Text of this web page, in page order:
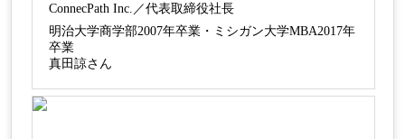
ConnecPath Inc.／代表取締役社長
明治大学商学部2007年卒業・ミシガン大学MBA2017年
卒業
真田諒さん